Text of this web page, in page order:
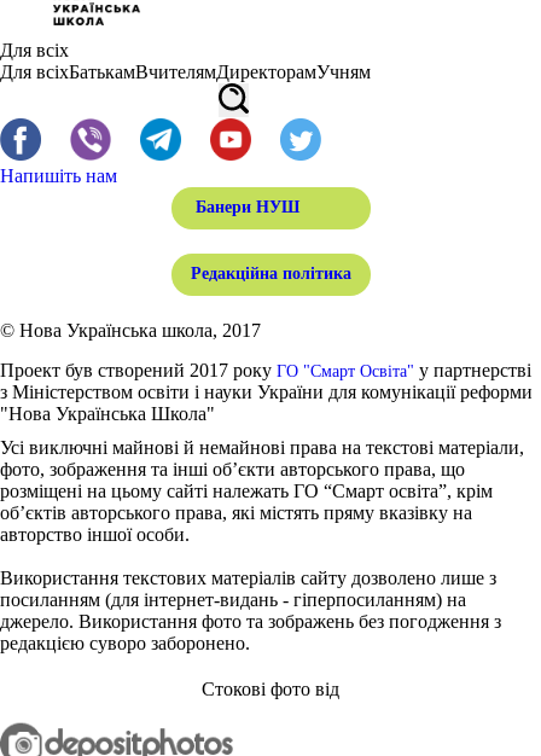
Для всіх
Для всіхБатькамВчителямДиректорамУчням
Напишіть нам
Банери НУШ
Редакційна політика
© Нова Українська школа, 2017
Проект був створений 2017 року ГО "Смарт Освіта" у партнерстві
з Міністерством освіти і науки України для комунікації реформи
"Нова Українська Школа"
Усі виключні майнові й немайнові права на текстові матеріали,
фото, зображення та інші об’єкти авторського права, що
розміщені на цьому сайті належать ГО “Смарт освіта”, крім
об’єктів авторського права, які містять пряму вказівку на
авторство іншої особи.
Використання текстових матеріалів сайту дозволено лише з
посиланням (для інтернет-видань - гіперпосиланням) на
джерело. Використання фото та зображень без погодження з
редакцією суворо заборонено.
Стокові фото від